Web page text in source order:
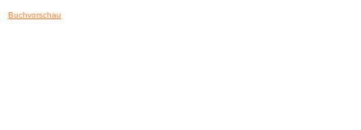
Buchvorschau